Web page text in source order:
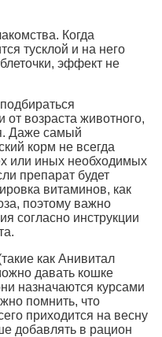
Когда
тусклой и на него
эффект не
от возраста животного,
Даже самый
корм не всегда
или иных необходимых
препарат будет
витаминов, как
поэтому важно
согласно инструкции
как Анивитал
давать кошке
назначаются курсами
помнить, что
приходится на весну
добавлять в рацион